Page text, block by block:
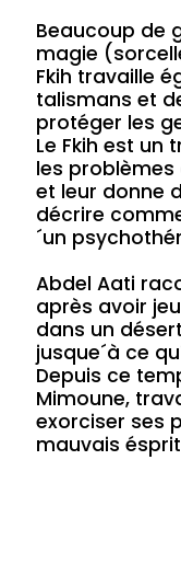
Beaucoup de
magie
Fkih travaille
talismans et
protéger les
Le Fkih est un
les
et leur donne
décrire
´un
Abdel Aati
après avoir
dans un
jusque´à ce
Depuis ce
Mimoune,
exorciser ses
mauvais